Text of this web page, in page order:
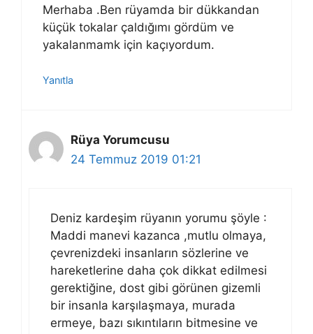
Merhaba .Ben rüyamda bir dükkandan
küçük tokalar çaldığımı gördüm ve
yakalanmamk için kaçıyordum.
Yanıtla
Rüya Yorumcusu
24 Temmuz 2019 01:21
Deniz kardeşim rüyanın yorumu şöyle :
Maddi manevi kazanca ,mutlu olmaya,
çevrenizdeki insanların sözlerine ve
hareketlerine daha çok dikkat edilmesi
gerektiğine, dost gibi görünen gizemli
bir insanla karşılaşmaya, murada
ermeye, bazı sıkıntıların bitmesine ve